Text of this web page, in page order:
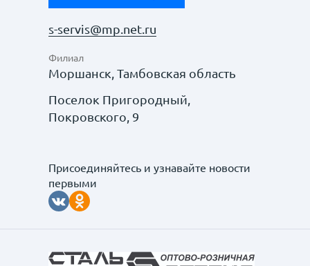
s-servis@mp.net.ru
Филиал
Моршанск, Тамбовская область
Поселок Пригородный,
Покровского, 9
Присоединяйтесь и узнавайте новости
первыми